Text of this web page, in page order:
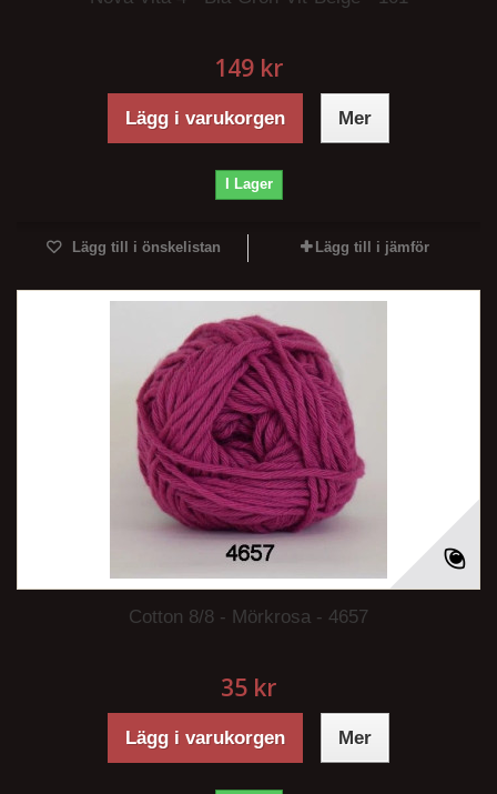
149 kr
Lägg i varukorgen Mer
I Lager
Lägg till i önskelistan Lägg till i jämför
Cotton 8/8 - Mörkrosa - 4657
35 kr
Lägg i varukorgen Mer